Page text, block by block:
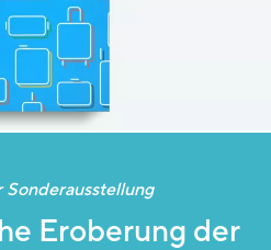
Sonderausstellung
Eroberung der